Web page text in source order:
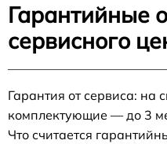
Гарантийные
сервисного
Гарантия от сервиса: на
комплектующие — до 3
Что считается